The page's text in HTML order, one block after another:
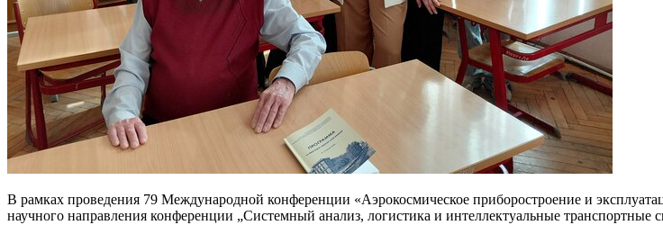
В рамках проведения 79 Международной конференции «Аэрокосмическое приборостроение и
научного направления конференции „Системный анализ, логистика и интеллектуальные транспортные